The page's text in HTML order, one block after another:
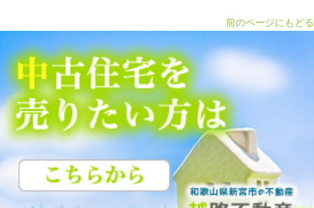
前のページにもどる